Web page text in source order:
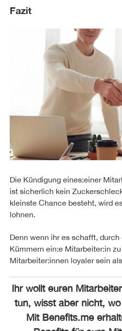
Fazit
Die Kündigung eines:einer
ist sicherlich kein
kleinste Chance besteht, wird
lohnen.
Denn wenn ihr es schafft,
Kümmern ein:e Mitarbeiter:in
Mitarbeiter:innen loyaler sein
Ihr wollt euren
tun, wisst aber nicht,
Mit Benefits.me